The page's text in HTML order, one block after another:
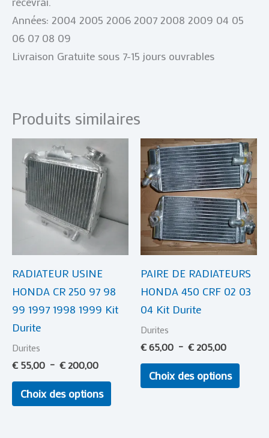
Années: 2004 2005 2006 2007 2008 2009 04 05
06 07 08 09
Livraison Gratuite sous 7-15 jours ouvrables
Produits similaires
RADIATEUR USINE
HONDA CR 250 97 98
99 1997 1998 1999 Kit
Durite
Durites
€ 55,00 – € 200,00
Plage
de
prix :
€ 55,00
à
€ 200,00
Choix des options
variations.
options
peuvent
être
choisies
du
PAIRE DE RADIATEURS
HONDA 450 CRF 02 03
04 Kit Durite
Durites
€65,00 – € 205,00
Plage
de
prix :
€ 65,00
à
€ 205,00
Choix des options
Ce
a
Les
être
page